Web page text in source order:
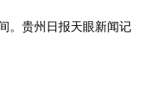
。贵州日报天眼新闻记